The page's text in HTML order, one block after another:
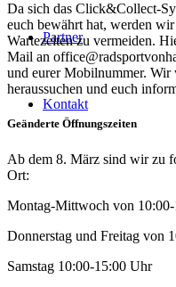
Partner
Kontakt
Da sich das Click&Collect-
euch bewährt hat, werden
Wartezeiten zu vermeiden.
Mail an
und eurer Mobilnummer.
heraussuchen und euch
Geänderte Öffnungszeiten
Ab dem 8. März sind wir zu
Ort:
Montag-Mittwoch von
Donnerstag und Freitag von
Samstag 10:00-15:00 Uhr